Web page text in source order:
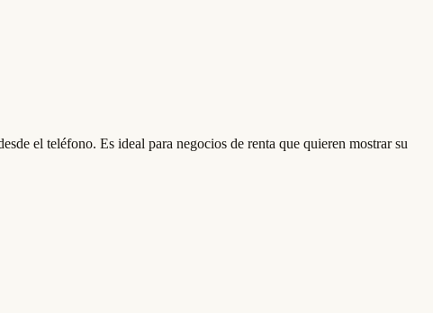
el teléfono. Es ideal para negocios de renta que quieren mostrar su